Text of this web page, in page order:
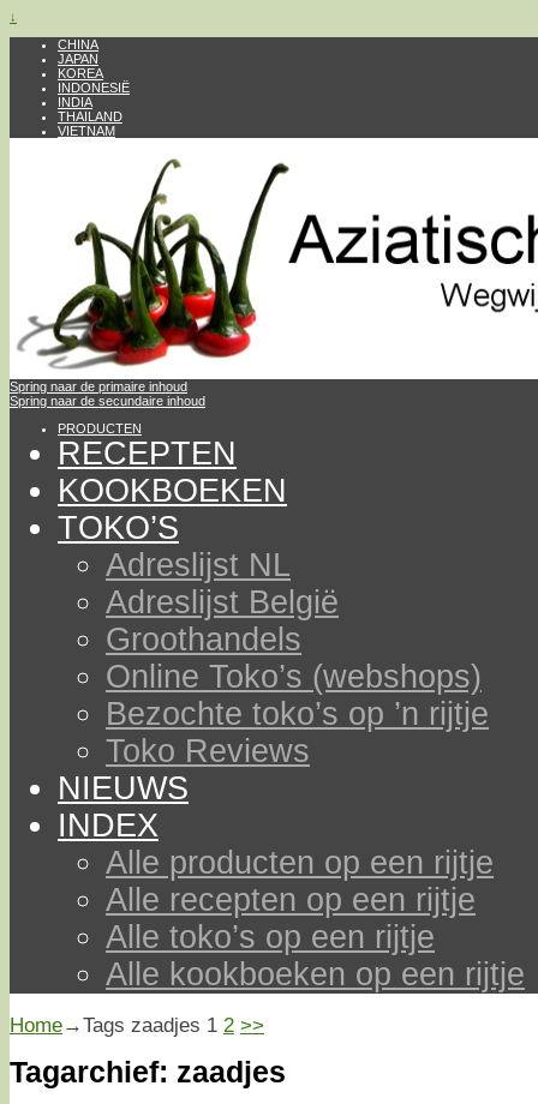
↓
CHINA
JAPAN
KOREA
INDONESIË
INDIA
THAILAND
VIETNAM
Spring naar de primaire inhoud
Spring naar de secundaire inhoud
PRODUCTEN
RECEPTEN
KOOKBOEKEN
TOKO’S
Adreslijst NL
Adreslijst België
Groothandels
Online Toko’s (webshops)
Bezochte toko’s op ’n rijtje
Toko Reviews
NIEUWS
INDEX
Alle producten op een rijtje
Alle recepten op een rijtje
Alle toko’s op een rijtje
Alle kookboeken op een rijtje
Home→Tags zaadjes 1 2 >>
Tagarchief: zaadjes